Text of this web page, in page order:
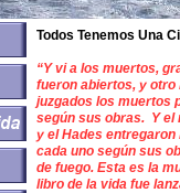
Todos Tenemos Una
“Y vi a los muertos,
fueron abiertos, y otro
juzgados los muertos
según sus obras. Y el
y el Hades
cada uno según sus
de fuego. Esta es la
libro de la vida fue